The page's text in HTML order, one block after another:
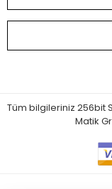
Tüm bilgileriniz 256bit
Matik